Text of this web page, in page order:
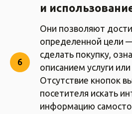
и
Они позволяют
определенной цели
сделать покупку,
описанием услуги
Отсутствие кнопок
посетителя искать
информацию